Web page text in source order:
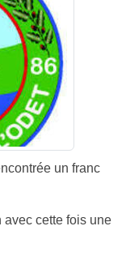
un franc
avec cette fois une